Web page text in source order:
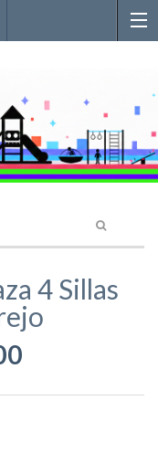
4 Sillas